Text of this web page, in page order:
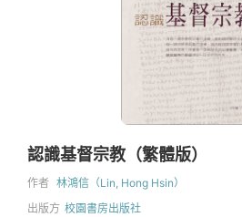
認識基督宗教（繁體版）
作者 林鴻信（Lin, Hong Hsin）
出版方 校園書房出版社